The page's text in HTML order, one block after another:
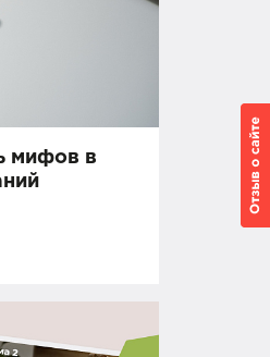
мифов в